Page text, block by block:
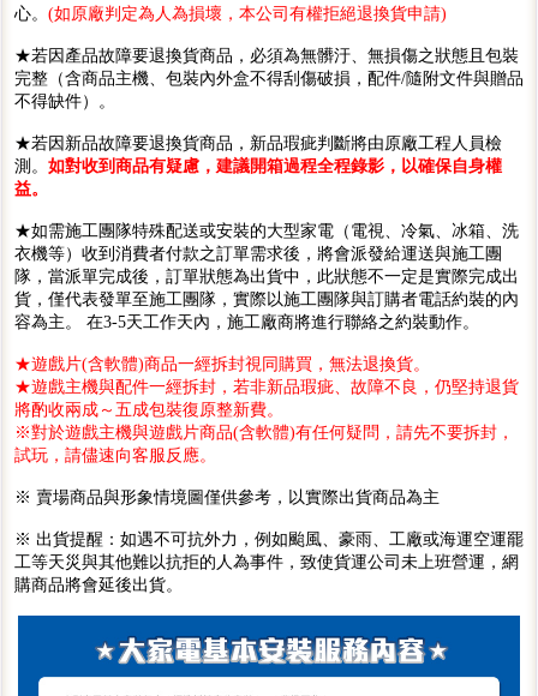
心。 (如原廠判定為人為損壞，本公司有權拒絕退換貨申請)
★若因產品故障要退換貨商品，必須為無髒汙、無損傷之狀態且包裝
完整（含商品主機、包裝內外盒不得刮傷破損，配件/隨附文件與贈品
不得缺件）。
★若因新品故障要退換貨商品，新品瑕疵判斷將由原廠工程人員檢
測。 如對收到商品有疑慮，建議開箱過程全程錄影，以確保自身權
益。
★如需施工團隊特殊配送或安裝的大型家電（電視、冷氣、冰箱、洗
衣機等）收到消費者付款之訂單需求後，將會派發給運送與施工團
隊，當派單完成後，訂單狀態為出貨中，此狀態不一定是實際完成出
貨，僅代表發單至施工團隊，實際以施工團隊與訂購者電話約裝的內
容為主。 在3-5天工作天內，施工廠商將進行聯絡之約裝動作。
★遊戲片(含軟體)商品一經拆封視同購買，無法退換貨。
★遊戲主機與配件一經拆封，若非新品瑕疵、故障不良，仍堅持退貨
將酌收兩成～五成包裝復原整新費。
※對於遊戲主機與遊戲片商品(含軟體)有任何疑問，請先不要拆封，
試玩，請儘速向客服反應。
※ 賣場商品與形象情境圖僅供參考，以實際出貨商品為主
※ 出貨提醒：如遇不可抗外力，例如颱風、豪雨、工廠或海運空運罷
工等天災與其他難以抗拒的人為事件，致使貨運公司未上班營運，網
購商品將會延後出貨。